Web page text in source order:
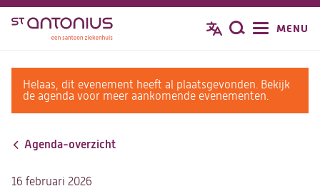
Overslaan
de
inhoud
Zoeken
MENU
warning
message
Helaas, dit evenement heeft al plaatsgevonden. Bekijk
de agenda voor meer aankomende evenementen.
Agenda-overzicht
16 februari 2026